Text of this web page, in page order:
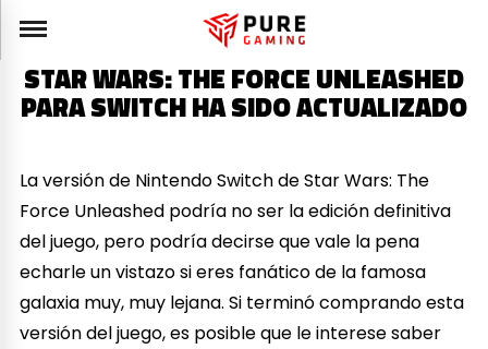
STAR WARS: THE FORCE UNLEASHED
PARA SWITCH HA SIDO ACTUALIZADO
La versión de Nintendo Switch de Star Wars: The
Force Unleashed podría no ser la edición definitiva
del juego, pero podría decirse que vale la pena
echarle un vistazo si eres fanático de la famosa
galaxia muy, muy lejana. Si terminó comprando esta
versión del juego, es posible que le interese saber